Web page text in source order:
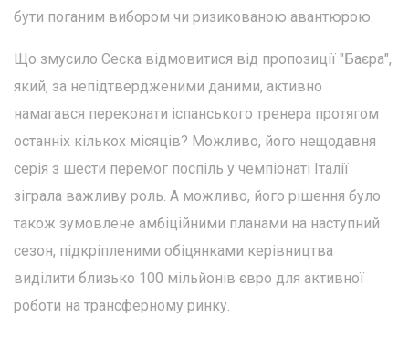
бути поганим вибором чи ризикованою авантюрою.
Що змусило Сеска відмовитися від пропозиції "Баєра",
який, за непідтвердженими даними, активно
намагався переконати іспанського тренера протягом
останніх кількох місяців? Можливо, його нещодавня
серія з шести перемог поспіль у чемпіонаті Італії
зіграла важливу роль. А можливо, його рішення було
також зумовлене амбіційними планами на наступний
сезон, підкріпленими обіцянками керівництва
виділити близько 100 мільйонів євро для активної
роботи на трансферному ринку.